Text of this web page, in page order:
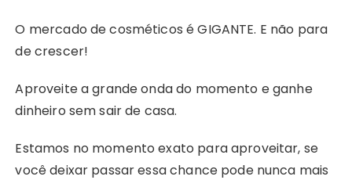
O mercado de cosméticos é GIGANTE. E não para
de crescer!
Aproveite a grande onda do momento e ganhe
dinheiro sem sair de casa.
Estamos no momento exato para aproveitar, se
você deixar passar essa chance pode nunca mais